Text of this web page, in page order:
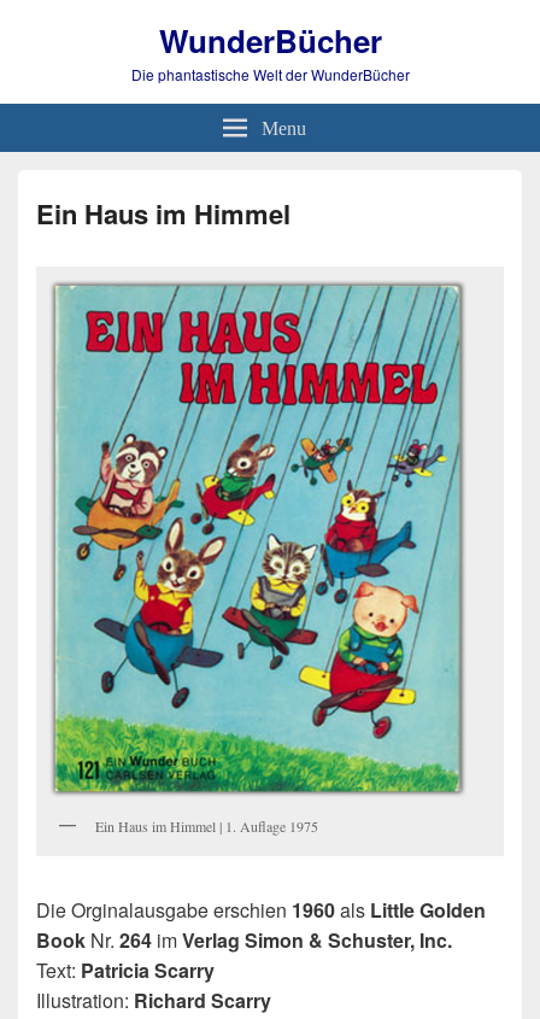
WunderBücher
Die phantastische Welt der WunderBücher
Menu
Ein Haus im Himmel
Ein Haus im Himmel | 1. Auflage 1975
Die Orginalausgabe erschien 1960als Little Golden
Book Nr. 264 imVerlag Simon & Schuster, Inc.
Text: Patricia Scarry
Illustration: Richard Scarry